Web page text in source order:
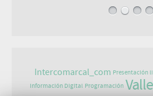
Intercomarcal_com Presentación
Información Digital Programación